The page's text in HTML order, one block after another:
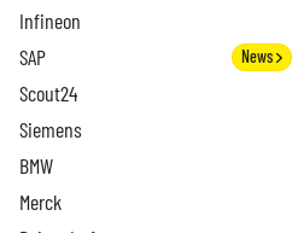
Infineon
SAP News
Scout24
Siemens
BMW
Merck